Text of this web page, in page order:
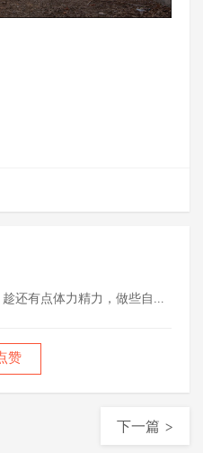
还有点体力精力，做些自己
赞
下一篇 >